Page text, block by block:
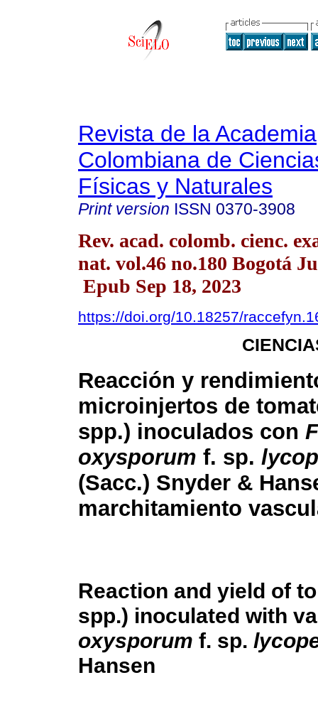
Revista de la Academia
Colombiana de
Físicas y Naturales
Print version ISSN 0370-3908
Rev. acad. colomb. cienc.
nat. vol.46 no.180 Bogotá
Epub Sep 18, 2023
https://doi.org/10.18257/
Reacción y
microinjertos de
spp.) inoculados con
oxysporum f. sp.
(Sacc.) Snyder &
marchitamiento
Reaction and yield of
spp.) inoculated with
oxysporum f. sp.
Hansen